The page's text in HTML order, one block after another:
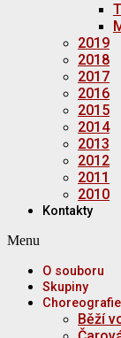
2019
2018
2017
2016
2015
2014
2013
2012
2011
2010
Kontakty
Menu
O souboru
Skupiny
Choreografie
Běží